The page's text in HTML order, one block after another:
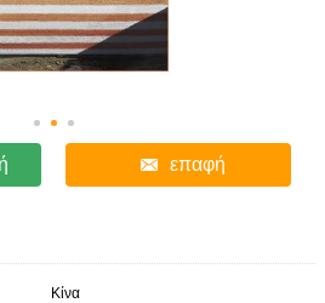
επαφή
Κίνα